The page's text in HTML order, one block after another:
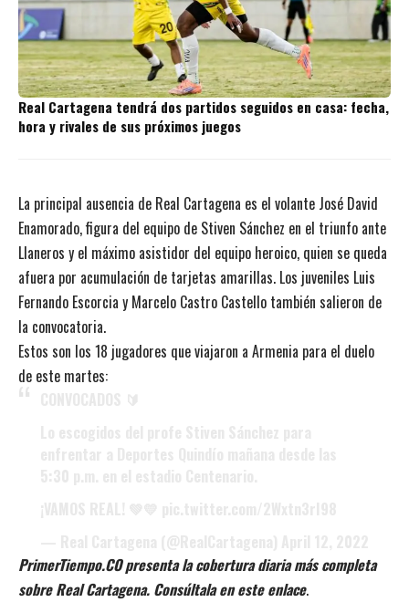
Real Cartagena tendrá dos partidos seguidos en casa: fecha,
hora y rivales de sus próximos juegos
La principal ausencia de Real Cartagena es el volante José David
Enamorado, figura del equipo de Stiven Sánchez en el triunfo ante
Llaneros y el máximo asistidor del equipo heroico, quien se queda
afuera por acumulación de tarjetas amarillas. Los juveniles Luis
Fernando Escorcia y Marcelo Castro Castello también salieron de
la convocatoria.
Estos son los 18 jugadores que viajaron a Armenia para el duelo
de este martes:
PrimerTiempo.CO presenta la cobertura diaria más completa
sobre Real Cartagena. Consúltala en este enlace.